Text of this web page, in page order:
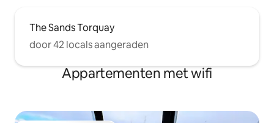
The Sands Torquay
door 42 locals aangeraden
Appartementen met wifi